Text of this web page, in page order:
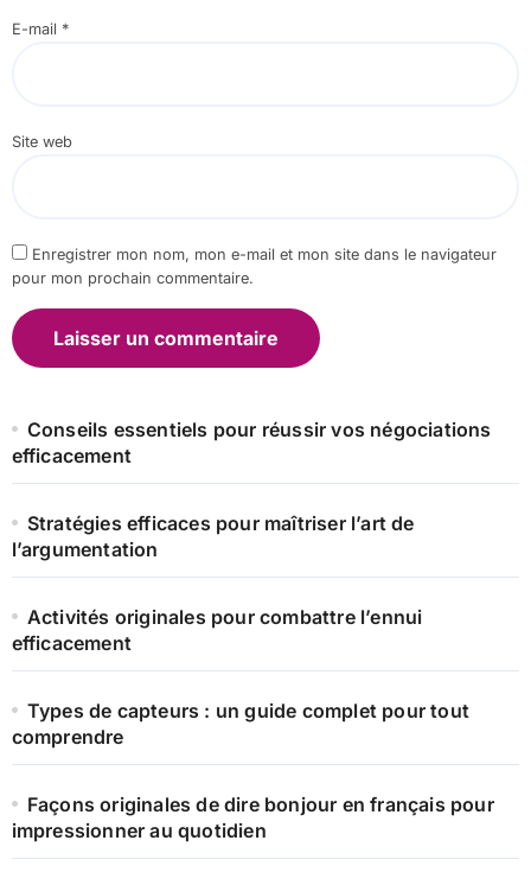
E-mail *
Site web
Enregistrer mon nom, mon e-mail et mon site dans le navigateur
pour mon prochain commentaire.
Conseils essentiels pour réussir vos négociations
efficacement
Stratégies efficaces pour maîtriser l’art de
l’argumentation
Activités originales pour combattre l’ennui
efficacement
Types de capteurs : un guide complet pour tout
comprendre
Façons originales de dire bonjour en français pour
impressionner au quotidien